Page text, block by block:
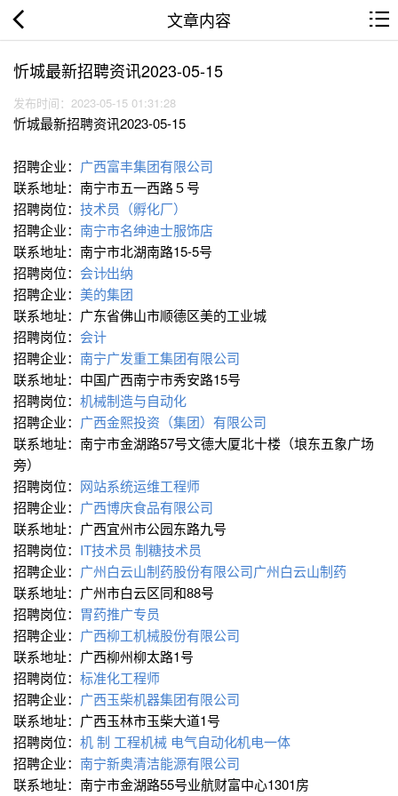
文章内容
忻城最新招聘资讯2023-05-15
发布时间：2023-05-15 01:31:28
忻城最新招聘资讯2023-05-15
招聘企业： 广西富丰集团有限公司
联系地址：南宁市五一西路５号
招聘岗位： 技术员（孵化厂）
招聘企业： 南宁市名绅迪士服饰店
联系地址：南宁市北湖南路15-5号
招聘岗位： 会计∕出纳
招聘企业： 美的集团
联系地址：广东省佛山市顺德区美的工业城
招聘岗位： 会计
招聘企业： 南宁广发重工集团有限公司
联系地址：中国广西南宁市秀安路15号
招聘岗位： 机械制造与自动化
招聘企业： 广西金熙投资（集团）有限公司
联系地址：南宁市金湖路57号文德大厦北十楼（埌东五象广场
旁）
招聘岗位： 网站系统运维工程师
招聘企业： 广西博庆食品有限公司
联系地址：广西宜州市公园东路九号
招聘岗位： IT技术员 制糖技术员
招聘企业： 广州白云山制药股份有限公司广州白云山制药
联系地址：广州市白云区同和88号
招聘岗位： 胃药推广专员
招聘企业： 广西柳工机械股份有限公司
联系地址：广西柳州柳太路1号
招聘岗位： 标准化工程师
招聘企业： 广西玉柴机器集团有限公司
联系地址：广西玉林市玉柴大道1号
招聘岗位： 机 制 工程机械 电气自动化∕机电一体
招聘企业： 南宁新奥清洁能源有限公司
联系地址：南宁市金湖路55号业航财富中心1301房